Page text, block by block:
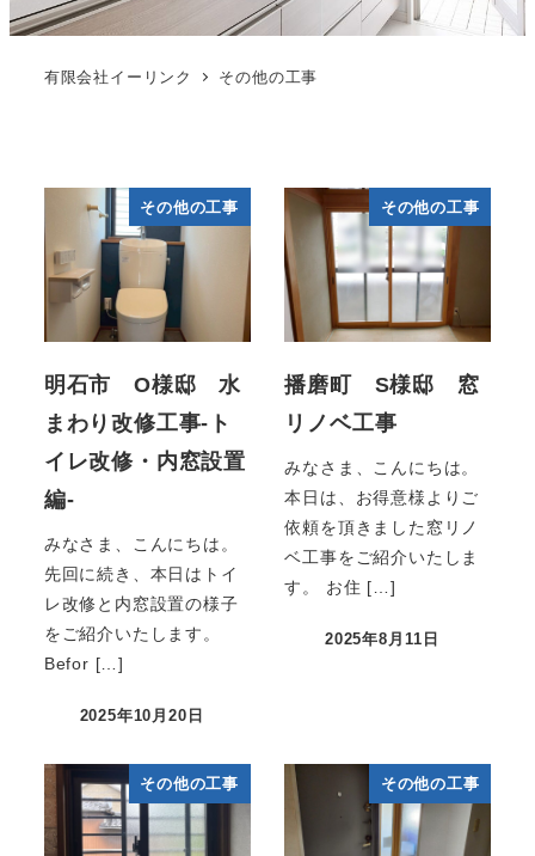
有限会社イーリンク その他の工事
その他の工事
明石市 O様邸 水
まわり改修工事-ト
イレ改修・内窓設置
編-
みなさま、こんにちは。
先回に続き、本日はトイ
レ改修と内窓設置の様子
をご紹介いたします。
Befor […]
2025年10月20日
その他の工事
播磨町 S様邸 窓
リノベ工事
みなさま、こんにちは。
本日は、お得意様よりご
依頼を頂きました窓リノ
ベ工事をご紹介いたしま
す。 お住 […]
2025年8月11日
その他の工事 その他の工事